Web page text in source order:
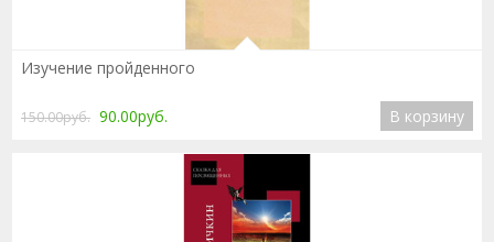
Изучение пройденного
150.00руб. 90.00руб. В корзину